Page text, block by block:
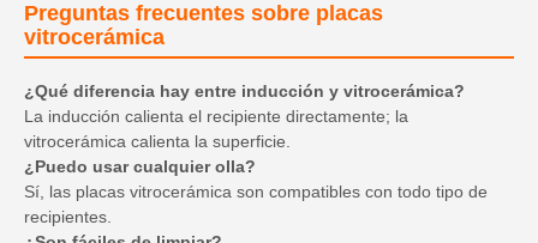
Preguntas frecuentes sobre placas
vitrocerámica
¿Qué diferencia hay entre inducción y vitrocerámica?
La inducción calienta el recipiente directamente; la
vitrocerámica calienta la superficie.
¿Puedo usar cualquier olla?
Sí, las placas vitrocerámica son compatibles con todo tipo de
recipientes.